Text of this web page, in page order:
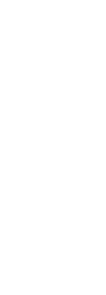
fortalezas clave y
asesoramiento. Como
enfoque más centrado
incorporación y el
a tus agentes a estar
Más información de
soporte y un
Una plataforma de IA
ayudarte a obtener
necesidades de tus
más comunes al
preguntas, las
recibidos a través de
clientes en diferentes
Con estos datos, tu
flujos de trabajo, afinar
formación para
ofreciendo un soporte
en cada paso del